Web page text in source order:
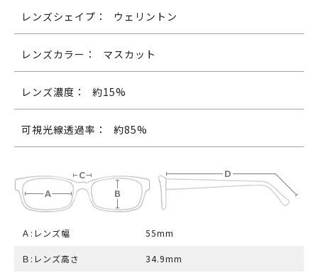
レンズシェイプ： ウェリントン
レンズカラー： マスカット
レンズ濃度： 約15%
可視光線透過率： 約85%
Ａ:レンズ幅 55mm
Ｂ:レンズ高さ 34.9mm